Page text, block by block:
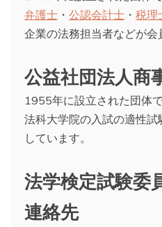
弁護士 ・ 公認会計士 ・ 税理
企業の法務担当者などが会
公益社団法人商
1955年に設立された団体で
法科大学院の入試の適性
しています。
法学検定試験委
連絡先